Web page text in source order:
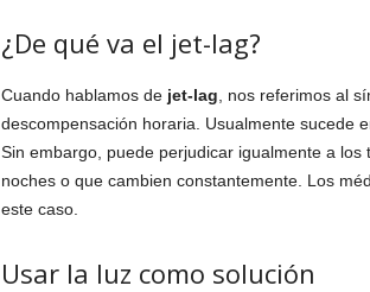
¿De qué va el jet-lag?
Cuando hablamos de jet-lag , nos referimos al
descompensación horaria. Usualmente sucede
Sin embargo, puede perjudicar igualmente a
noches o que cambien constantemente. Los
este caso.
Usar la luz como solución